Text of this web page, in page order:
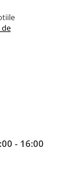
de
- 16:00